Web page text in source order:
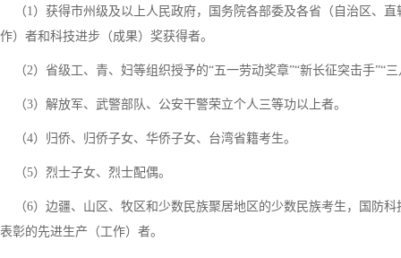
（1）获得市州级及以上人民政府，国务院各部委及各省（自治区、
作）者和科技进步（成果）奖获得者。
（2）省级工、青、妇等组织授予的“五一劳动奖章”“新长征突击手”“
（3）解放军、武警部队、公安干警荣立个人三等功以上者。
（4）归侨、归侨子女、华侨子女、台湾省籍考生。
（5）烈士子女、烈士配偶。
（6）边疆、山区、牧区和少数民族聚居地区的少数民族考生，国防
表彰的先进生产（工作）者。